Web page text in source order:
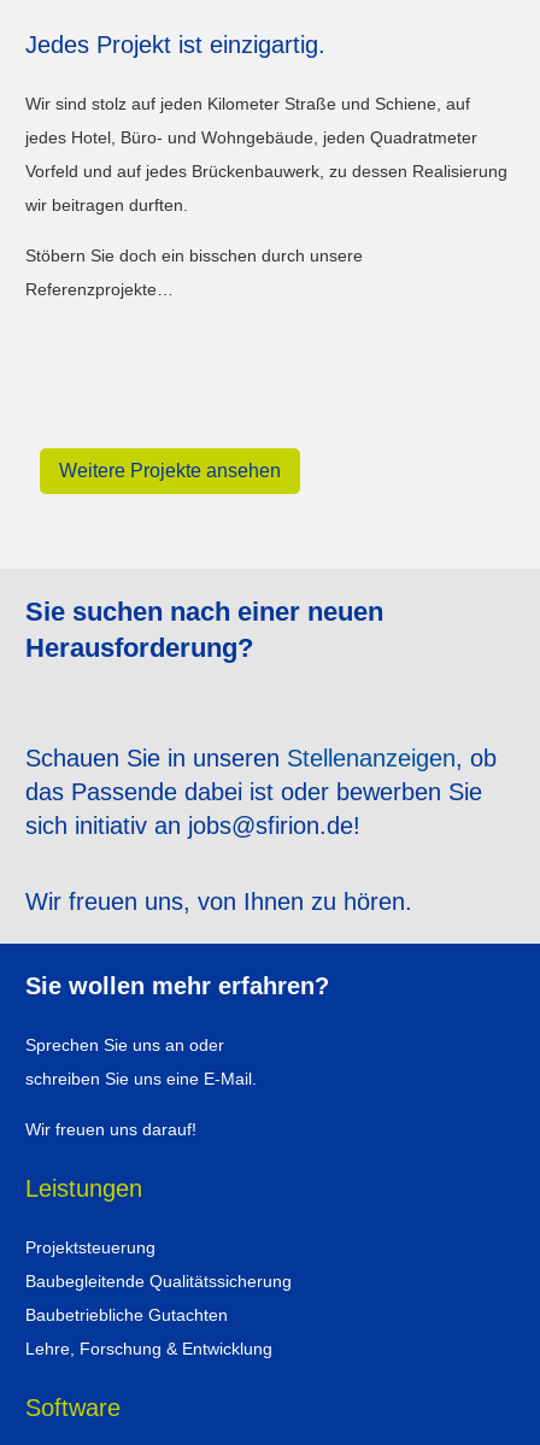
Jedes Projekt ist einzigartig.
Wir sind stolz auf jeden Kilometer Straße und Schiene, auf
jedes Hotel, Büro- und Wohngebäude, jeden Quadratmeter
Vorfeld und auf jedes Brückenbauwerk, zu dessen Realisierung
wir beitragen durften.
Stöbern Sie doch ein bisschen durch unsere
Referenzprojekte…
Weitere Projekte ansehen
Sie suchen nach einer neuen
Herausforderung?
Schauen Sie in unseren Stellenanzeigen, ob
das Passende dabei ist oder bewerben Sie
sich initiativ an jobs@sfirion.de!
Wir freuen uns, von Ihnen zu hören.
Sie wollen mehr erfahren?
Sprechen Sie uns an oder
schreiben Sie uns eine E-Mail.
Wir freuen uns darauf!
Leistungen
Projektsteuerung
Baubegleitende Qualitätssicherung
Baubetriebliche Gutachten
Lehre, Forschung & Entwicklung
Software